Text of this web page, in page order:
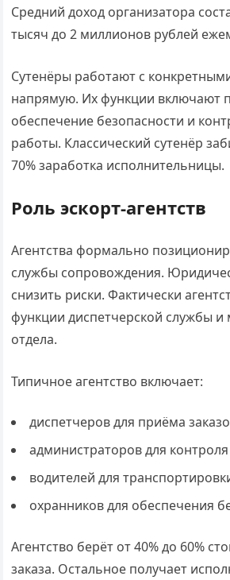
Средний доход организатора
тысяч до 2 миллионов рублей
Сутенёры работают с
напрямую. Их функции включают
обеспечение безопасности и
работы. Классический сутенёр
70% заработка исполнительницы.
Роль эскорт-агентств
Агентства формально
службы сопровождения.
снизить риски. Фактически
функции диспетчерской службы и
отдела.
Типичное агентство включает:
диспетчеров для приёма
администраторов для
водителей для
охранников для обеспечения
Агентство берёт от 40% до 60%
заказа. Остальное получает